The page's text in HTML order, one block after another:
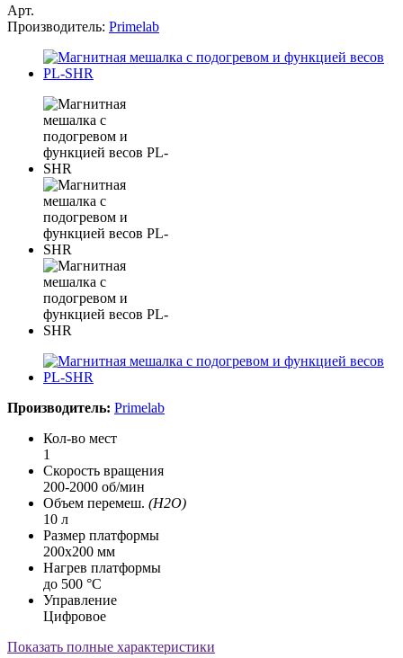
Арт.
Производитель: Primelab
Производитель: Primelab
Кол-во мест
1
Скорость вращения
200-2000 об/мин
Объем перемеш. (H2O)
10 л
Размер платформы
200х200 мм
Нагрев платформы
до 500 °С
Управление
Цифровое
Показать полные характеристики